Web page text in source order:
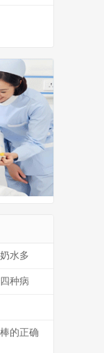
水多
种病
的正确